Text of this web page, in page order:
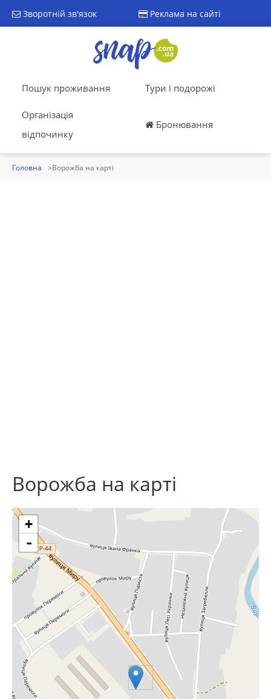
Зворотній зв'язок Реклама на сайті
Пошук проживання Тури і подорожі
Організація
відпочинку
Бронювання
Головна Ворожба на карті
Ворожба на карті
+
-